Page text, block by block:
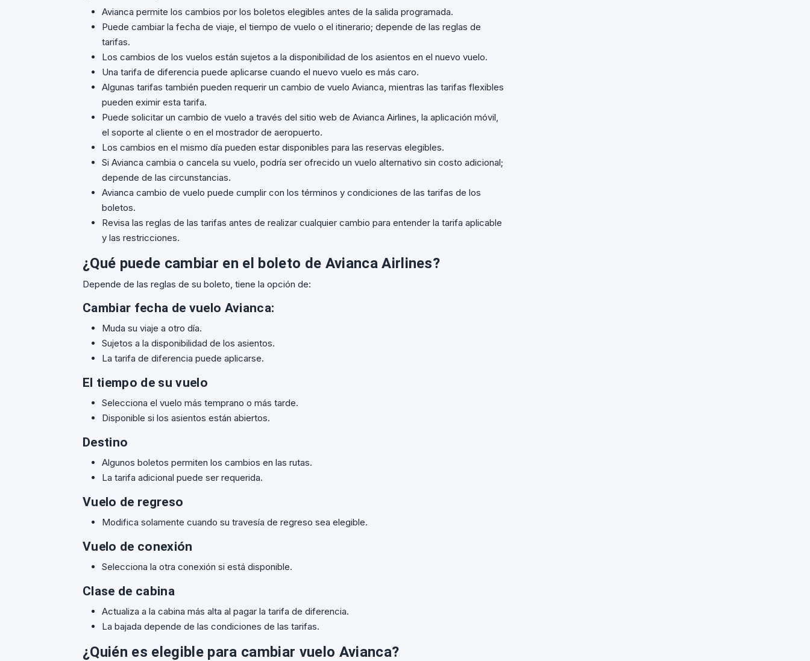
Avianca permite los cambios por los boletos elegibles antes de la salida programada.
Puede cambiar la fecha de viaje, el tiempo de vuelo o el itinerario; depende de las reglas de
tarifas.
Los cambios de los vuelos están sujetos a la disponibilidad de los asientos en el nuevo vuelo.
Una tarifa de diferencia puede aplicarse cuando el nuevo vuelo es más caro.
Algunas tarifas también pueden requerir un cambio de vuelo Avianca, mientras las tarifas flexibles
pueden eximir esta tarifa.
Puede solicitar un cambio de vuelo a través del sitio web de Avianca Airlines, la aplicación móvil,
el soporte al cliente o en el mostrador de aeropuerto.
Los cambios en el mismo día pueden estar disponibles para las reservas elegibles.
Si Avianca cambia o cancela su vuelo, podría ser ofrecido un vuelo alternativo sin costo adicional;
depende de las circunstancias.
Avianca cambio de vuelo puede cumplir con los términos y condiciones de las tarifas de los
boletos.
Revisa las reglas de las tarifas antes de realizar cualquier cambio para entender la tarifa aplicable
y las restricciones.
¿Qué puede cambiar en el boleto de Avianca Airlines?
Depende de las reglas de su boleto, tiene la opción de:
Cambiar fecha de vuelo Avianca:
Muda su viaje a otro día.
Sujetos a la disponibilidad de los asientos.
La tarifa de diferencia puede aplicarse.
El tiempo de su vuelo
Selecciona el vuelo más temprano o más tarde.
Disponible si los asientos están abiertos.
Destino
Algunos boletos permiten los cambios en las rutas.
La tarifa adicional puede ser requerida.
Vuelo de regreso
Modifica solamente cuando su travesía de regreso sea elegible.
Vuelo de conexión
Selecciona la otra conexión si está disponible.
Clase de cabina
Actualiza a la cabina más alta al pagar la tarifa de diferencia.
La bajada depende de las condiciones de las tarifas.
¿Quién es elegible para cambiar vuelo Avianca?